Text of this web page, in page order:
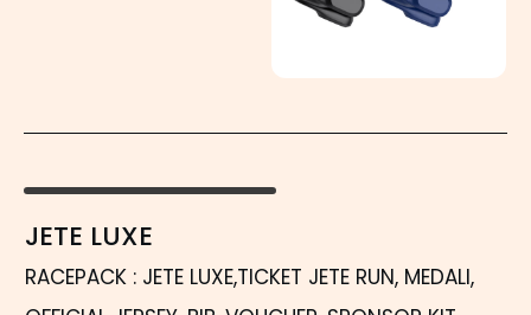
JETE LUXE
RACEPACK : JETE LUXE,TICKET JETE RUN, MEDALI,